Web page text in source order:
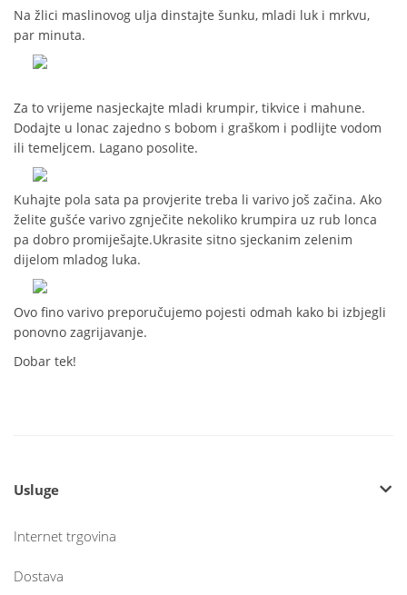
Na žlici maslinovog ulja dinstajte šunku, mladi luk i mrkvu,
par minuta.
Za to vrijeme nasjeckajte mladi krumpir, tikvice i mahune.
Dodajte u lonac zajedno s bobom i graškom i podlijte vodom
ili temeljcem. Lagano posolite.
Kuhajte pola sata pa provjerite treba li varivo još začina. Ako
želite gušće varivo zgnječite nekoliko krumpira uz rub lonca
pa dobro promiješajte.Ukrasite sitno sjeckanim zelenim
dijelom mladog luka.
Ovo fino varivo preporučujemo pojesti odmah kako bi izbjegli
ponovno zagrijavanje.
Dobar tek!
Usluge
Internet trgovina
Dostava